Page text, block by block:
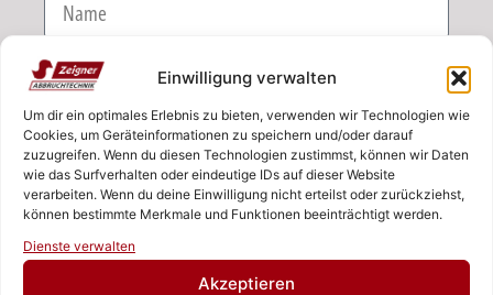
Einwilligung verwalten
Um dir ein optimales Erlebnis zu bieten, verwenden wir Technologien wie
Cookies, um Geräteinformationen zu speichern und/oder darauf
zuzugreifen. Wenn du diesen Technologien zustimmst, können wir Daten
wie das Surfverhalten oder eindeutige IDs auf dieser Website
verarbeiten. Wenn du deine Einwilligung nicht erteilst oder zurückziehst,
können bestimmte Merkmale und Funktionen beeinträchtigt werden.
Dienste verwalten
Akzeptieren
E-Mail
Telefon
Nachricht Rufen Sie uns an!